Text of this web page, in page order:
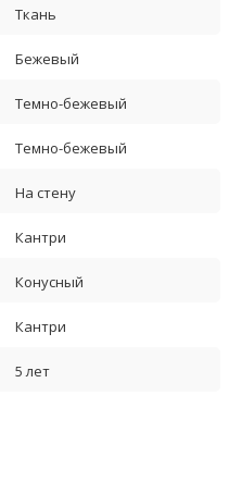
Ткань
Бежевый
Темно-бежевый
Темно-бежевый
На стену
Кантри
Конусный
Кантри
5 лет